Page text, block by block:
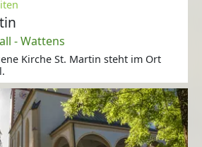
- Wattens
Kirche St. Martin steht im Ort